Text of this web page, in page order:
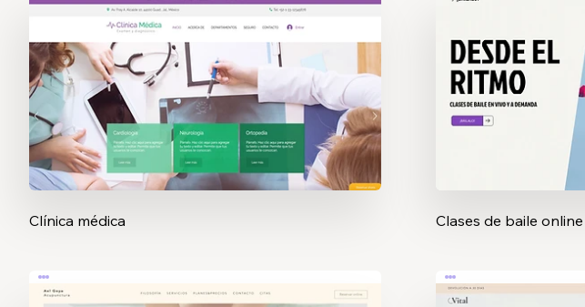
Clínica médica Clases de baile online